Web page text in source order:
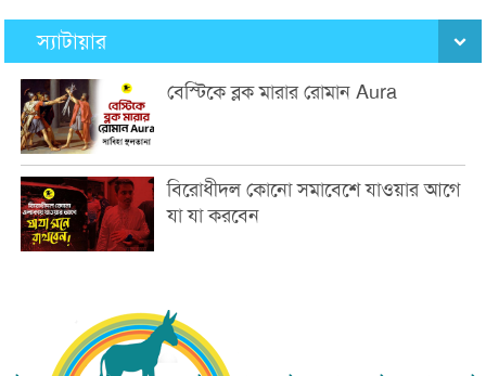
স্যাটায়ার
বেস্টিকে ব্লক মারার রোমান Aura
বিরোধীদল কোনো সমাবেশে যাওয়ার আগে
যা যা করবেন